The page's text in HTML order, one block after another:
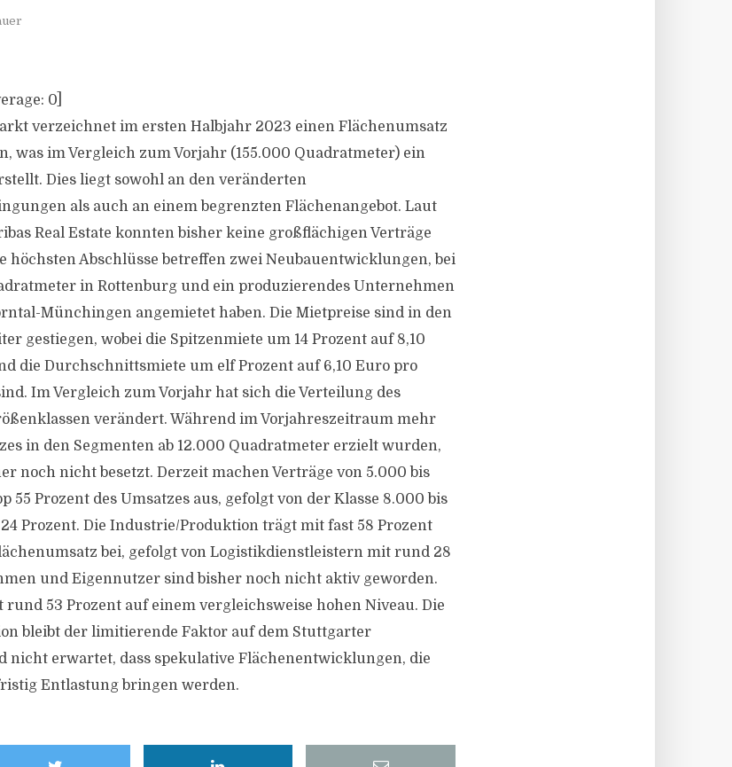
0
verzeichnet im ersten Halbjahr 2023 einen Flächenumsatz
was im Vergleich zum Vorjahr (155.000 Quadratmeter) ein
Dies liegt sowohl an den veränderten
als auch an einem begrenzten Flächenangebot. Laut
Real Estate konnten bisher keine großflächigen Verträge
höchsten Abschlüsse betreffen zwei Neubauentwicklungen, bei
in Rottenburg und ein produzierendes Unternehmen
Münchingen angemietet haben. Die Mietpreise sind in den
gestiegen, wobei die Spitzenmiete um 14 Prozent auf 8,10
die Durchschnittsmiete um elf Prozent auf 6,10 Euro pro
Im Vergleich zum Vorjahr hat sich die Verteilung des
verändert. Während im Vorjahreszeitraum mehr
in den Segmenten ab 12.000 Quadratmeter erzielt wurden,
noch nicht besetzt. Derzeit machen Verträge von 5.000 bis
55 Prozent des Umsatzes aus, gefolgt von der Klasse 8.000 bis
Prozent. Die Industrie/Produktion trägt mit fast 58 Prozent
bei, gefolgt von Logistikdienstleistern mit rund 28
und Eigennutzer sind bisher noch nicht aktiv geworden.
53 Prozent auf einem vergleichsweise hohen Niveau. Die
bleibt der limitierende Faktor auf dem Stuttgarter
nicht erwartet, dass spekulative Flächenentwicklungen, die
Entlastung bringen werden.